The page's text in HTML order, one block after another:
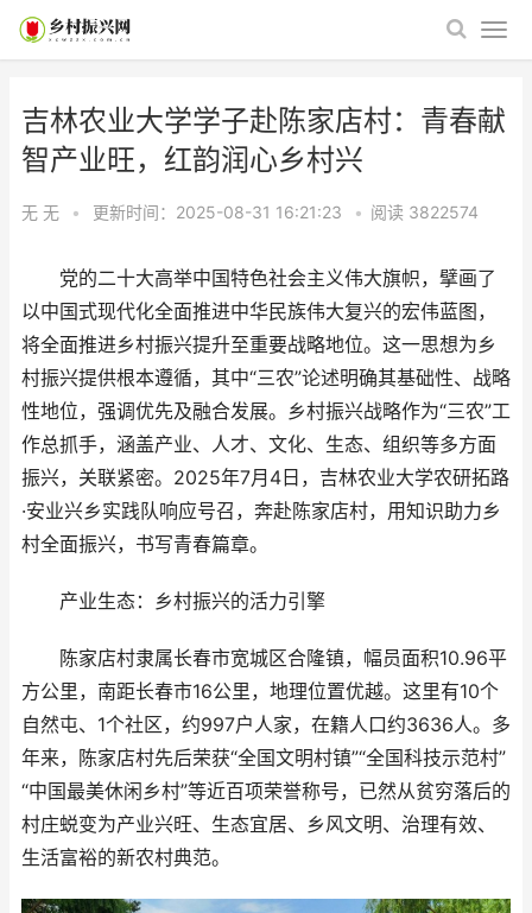
吉林农业大学学子赴陈家店村：青春献
智产业旺，红韵润心乡村兴
无 无 • 更新时间：2025-08-31 16:21:23 • 阅读 3822574
党的二十大高举中国特色社会主义伟大旗帜，擘画了
以中国式现代化全面推进中华民族伟大复兴的宏伟蓝图，
将全面推进乡村振兴提升至重要战略地位。这一思想为乡
村振兴提供根本遵循，其中“三农”论述明确其基础性、战略
性地位，强调优先及融合发展。乡村振兴战略作为“三农”工
作总抓手，涵盖产业、人才、文化、生态、组织等多方面
振兴，关联紧密。2025年7月4日，吉林农业大学农研拓路
·安业兴乡实践队响应号召，奔赴陈家店村，用知识助力乡
村全面振兴，书写青春篇章。
产业生态：乡村振兴的活力引擎
陈家店村隶属长春市宽城区合隆镇，幅员面积10.96平
方公里，南距长春市16公里，地理位置优越。这里有10个
自然屯、1个社区，约997户人家，在籍人口约3636人。多
年来，陈家店村先后荣获“全国文明村镇”“全国科技示范村”
“中国最美休闲乡村”等近百项荣誉称号，已然从贫穷落后的
村庄蜕变为产业兴旺、生态宜居、乡风文明、治理有效、
生活富裕的新农村典范。